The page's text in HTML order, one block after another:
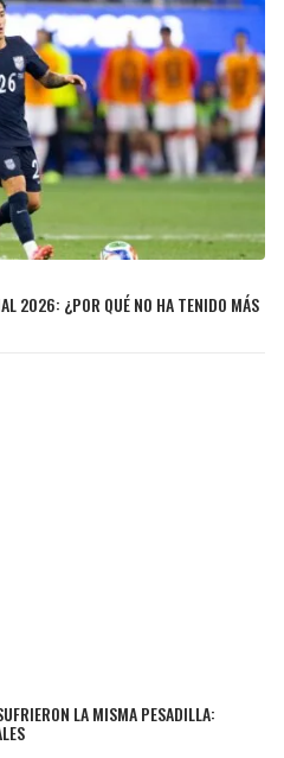
2026: ¿POR QUÉ NO HA TENIDO MÁS
LA MISMA PESADILLA: